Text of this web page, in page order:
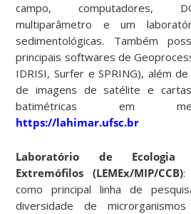
campo, computadores,
multiparâmetro e um
sedimentológicas. Também
principais softwares de
IDRISI, Surfer e SPRING), além
de imagens de satélite e
batimétricas em
https://lahimar.ufsc.br
Laboratório de Ecologia
Extremófilos (LEMEx/MIP/CCB):
como principal linha de
diversidade de